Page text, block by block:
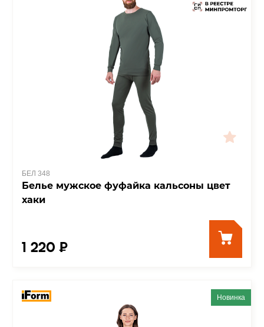
БЕЛ 348
Белье мужское фуфайка кальсоны цвет
хаки
1 220 ₽
Новинка